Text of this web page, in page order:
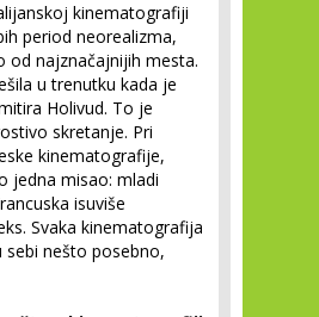
kinematografiji
period neorealizma,
od najznačajnijih mesta.
u trenutku kada je
Holivud. To je
skretanje. Pri
kinematografije,
jedna misao: mladi
isuviše
Svaka kinematografija
sebi nešto posebno,